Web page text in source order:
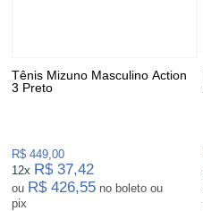
Tênis Mizuno Masculino Action
3 Preto
R$ 449,00
12x R$ 37,42
ou R$ 426,55 no boleto ou
pix